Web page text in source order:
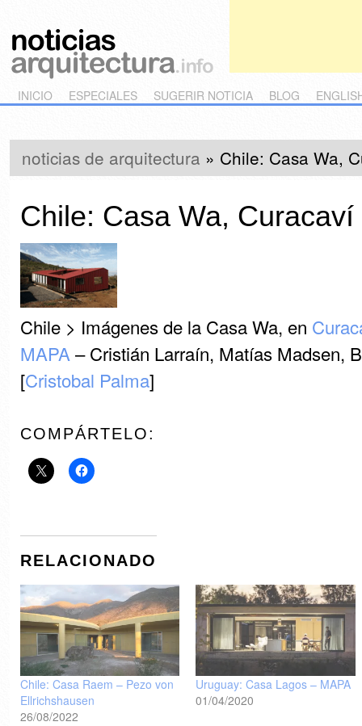
Main menu
Skip to primary content
Skip to secondary content
INICIO ESPECIALES SUGERIR NOTICIA BLOG
noticias de arquitectura » Chile: Casa Wa,
Chile: Casa Wa, Curacaví
Chile > Imágenes de la Casa Wa, en
MAPA – Cristián Larraín, Matías Madsen,
[Cristobal Palma]
COMPÁRTELO:
RELACIONADO
Chile: Casa Raem – Pezo von
Ellrichshausen
26/08/2022
Uruguay: Casa Lagos – MAPA
01/04/2020